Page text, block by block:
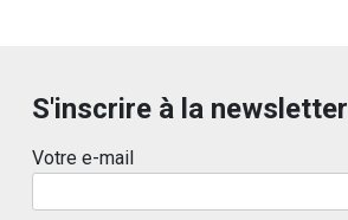
S'inscrire à la newsletter
Votre e-mail